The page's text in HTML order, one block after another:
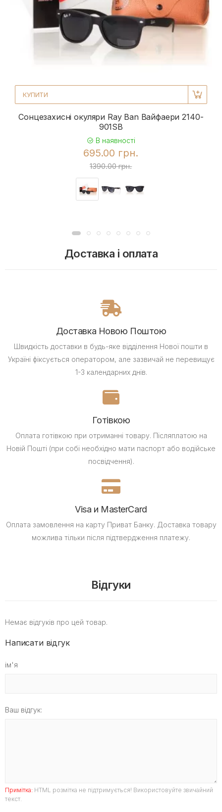
КУПИТИ
Сонцезахисні окуляри Ray Ban Вайфаери 2140-
901SB
В наявності
695.00 грн.
1390.00 грн.
Доставка і оплата
Доставка Новою Поштою
Швидкість доставки в будь-яке відділення Нової пошти в
Україні фіксується оператором, але зазвичай не перевищує
1-3 календарних днів.
Готівкою
Оплата готівкою при отриманні товару. Післяплатою на
Новій Пошті (при собі необхідно мати паспорт або водійське
посвідчення).
Visa и MasterCard
Оплата замовлення на карту Приват Банку. Доставка товару
можлива тільки після підтвердження платежу.
Відгуки
Немає відгуків про цей товар.
Написати відгук
ім'я
Ваш відгук:
Примітка: HTML розмітка не підтримується! Використовуйте звичайний
текст.